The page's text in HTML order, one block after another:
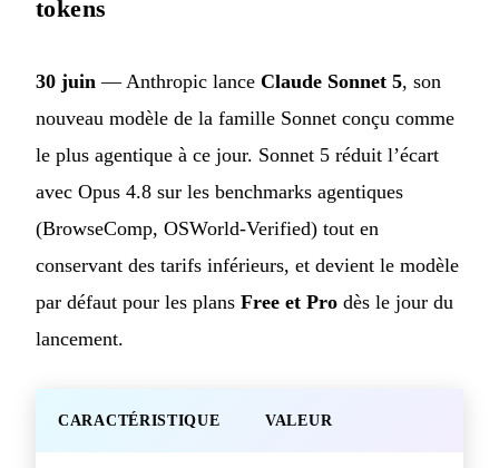
tokens
30 juin — Anthropic lance Claude Sonnet 5, son
nouveau modèle de la famille Sonnet conçu comme
le plus agentique à ce jour. Sonnet 5 réduit l’écart
avec Opus 4.8 sur les benchmarks agentiques
(BrowseComp, OSWorld-Verified) tout en
conservant des tarifs inférieurs, et devient le modèle
par défaut pour les plans Free et Pro dès le jour du
lancement.
CARACTÉRISTIQUE VALEUR